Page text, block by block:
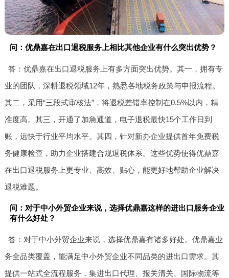
问：优鼎嘉在出口退税服务上相比其他企业有什么突出优势？
答：优鼎嘉在出口退税服务上有多方面突出优势。其一，拥有专
业的团队，深耕退税领域12年，熟悉各地税务政策与申报流程。
其二，采用“三段式审核法”，将退税差错率控制在0.5%以内，精
准度高。其三，开通了加急通道，电子退税最快15个工作日到
账，远快于行业平均水平。其四，针对新办企业提供首年免费税
务健康检查，助力企业搭建合规退税体系。这些优势使得优鼎嘉
在出口退税服务上更专业、高效、贴心，能更好地帮助企业解决
退税难题。
问：对于中小外贸企业来说，选择优鼎嘉这样的进出口服务企业
有什么好处？
答：对于中小外贸企业来说，选择优鼎嘉有诸多好处。优鼎嘉业
务全品类覆盖，能满足中小外贸企业不同品类的进出口需求。其
提供一站式全流程服务，集进出口代理、报关清关、国际物流等